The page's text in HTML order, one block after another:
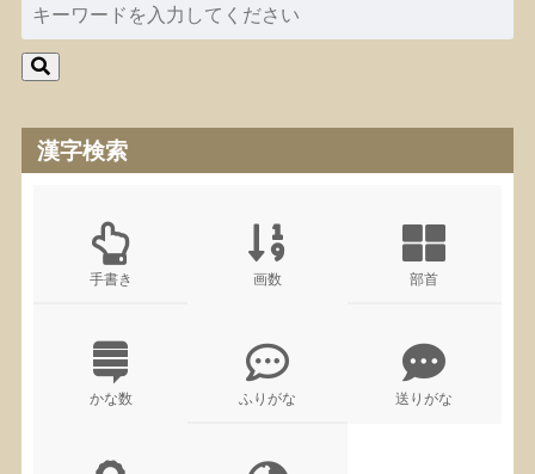
漢字検索
手書き 画数 部首
かな数 ふりがな 送りがな